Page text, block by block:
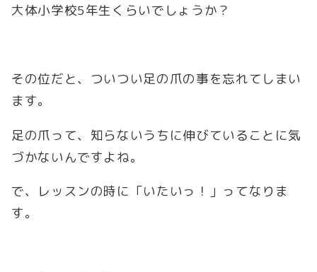
大体小学校5年生くらいでしょうか？
その位だと、ついつい足の爪の事を忘れてしまい
ます。
足の爪って、知らないうちに伸びていることに気
づかないんですよね。
で、レッスンの時に「いたいっ！」ってなりま
す。